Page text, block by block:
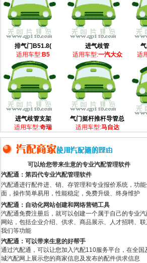
排气门B51.8(
适用车型:B5
进气歧管
适用车型:一汽大众
适
进气歧管支架
适用车型:奇瑞
气门挺杆推杆导管总
适用车型:马自达
可以给您带来生意的专业汽配管理软件
汽配通：第四代专业汽配管理软件
汽配通进行配件进、销、存管理和专业报价系统，功
面，操作简单易用，性能稳定，免费升级、终身维护
汽配通：自动化网站创建和网络营销工具
汽配通免费注册后，就可以创建一个属于自己的专业
网站，包括企业介绍、供求、商品展示、人才招聘、
我们等功能
汽配通：可以带来生意的好帮手
通过汽配通，可以让您加入汽配110服务平台，在全国
城汽配网上展示您的商家信息及发布的配件供求信息